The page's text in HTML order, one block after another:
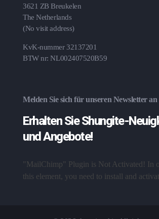
3621 ZB Breukelen
The Netherlands
(No visit address)
KvK-nummer 32137201
BTW nr: NL002407520B59
Melden Sie sich für unseren Newsletter an
Erhalten Sie Shungite-
und Angebote!
"MailChimp" Plugin is Not Activated! In
this element, you need to install and